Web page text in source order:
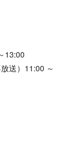
13:00
送）11:00 ～